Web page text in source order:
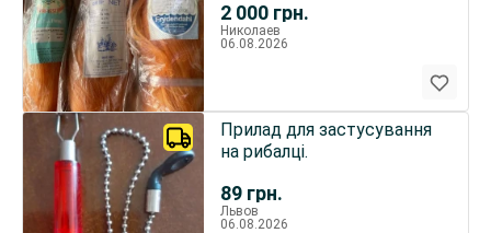
2 000 грн.
Николаев
06.08.2026
89 грн.
Прилад для застусування
на рибалці.
Львов
06.08.2026